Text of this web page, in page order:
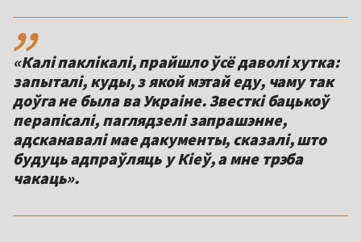
,,
«Калі паклікалі, прайшло ўсё даволі хутка:
запыталі, куды, з якой мэтай еду, чаму так
доўга не была ва Украіне. Звесткі бацькоў
перапісалі, паглядзелі запрашэнне,
адсканавалі мае дакументы, сказалі, што
будуць адпраўляць у Кіеў, а мне трэба
чакаць».